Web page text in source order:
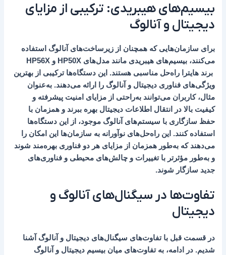
بیسیم‌های هیبریدی: ترکیبی از مزایای
دیجیتال و آنالوگ
برای سازمان‌هایی که همچنان از زیرساخت‌های آنالوگ استفاده
می‌کنند، بیسیم‌های هیبریدی مانند مدل‌های HP50X و HP56X
برند هایترا راه‌حل مناسبی هستند. این دستگاه‌ها ترکیبی از بهترین
ویژگی‌های فناوری دیجیتال و آنالوگ را ارائه می‌دهند. به‌عنوان
مثال، کاربران می‌توانند به‌راحتی از مزایای امنیت پیشرفته و
کیفیت بالا در انتقال اطلاعات دیجیتال بهره ببرند و همزمان با
حفظ سازگاری با سیستم‌های آنالوگ موجود، از این دستگاه‌ها
استفاده کنند. این راه‌حل‌های نوآورانه به سازمان‌ها این امکان را
می‌دهند که به‌طور همزمان از مزایای هر دو فناوری بهره‌مند شوند
و به‌طور مؤثرتر با تغییرات و چالش‌های محیطی و فناوری‌های
جدید سازگار شوند.
تفاوت‌ها در سیگنال‌های آنالوگ و
دیجیتال
در قسمت قبل با تفاوت‌های سیگنال‌های دیجیتال و آنالوگ آشنا
شدیم. در ادامه، به تفاوت‌های میان بیسیم دیجیتال و آنالوگ